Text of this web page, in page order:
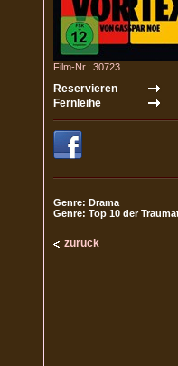
Film-Nr.: 30723
Genre: Drama
Genre: Top 10 der
zurück